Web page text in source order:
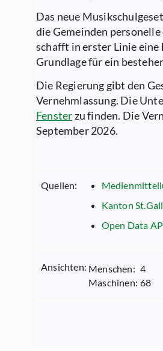
Das neue
die Gemeinden
schafft in erster Linie eine
Grundlage für ein
Die Regierung gibt den
Vernehmlassung. Die
Fenster zu finden. Die
September 2026.
Quellen:
Kanton
Open Data
Ansichten: Menschen: 4
Maschinen: 68